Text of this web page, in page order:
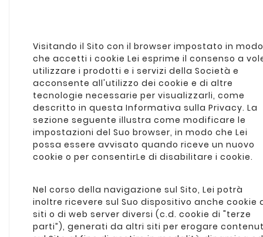
Visitando il Sito con il browser impostato in modo
che accetti i cookie Lei esprime il consenso a
utilizzare i prodotti e i servizi della Società e
acconsente all'utilizzo dei cookie e di altre
tecnologie necessarie per visualizzarli, come
descritto in questa Informativa sulla Privacy. La
sezione seguente illustra come modificare le
impostazioni del Suo browser, in modo che Lei
possa essere avvisato quando riceve un nuovo
cookie o per consentirLe di disabilitare i cookie.
Nel corso della navigazione sul Sito, Lei potrà
inoltre ricevere sul Suo dispositivo anche cookie
siti o di web server diversi (c.d. cookie di "terze
parti”), generati da altri siti per erogare